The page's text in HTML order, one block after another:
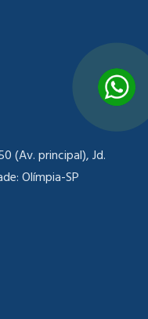
(Av. principal), Jd.
Olímpia-SP